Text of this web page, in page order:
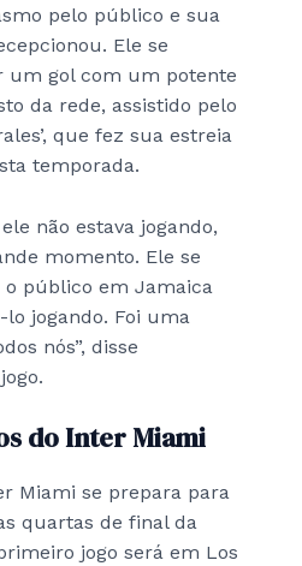
pelo público e sua
Ele se
um gol com um potente
da rede, assistido pelo
que fez sua estreia
temporada.
não estava jogando,
momento. Ele se
público em Jamaica
lo jogando. Foi uma
nós”, disse
do Inter Miami
Miami se prepara para
quartas de final da
jogo será em Los